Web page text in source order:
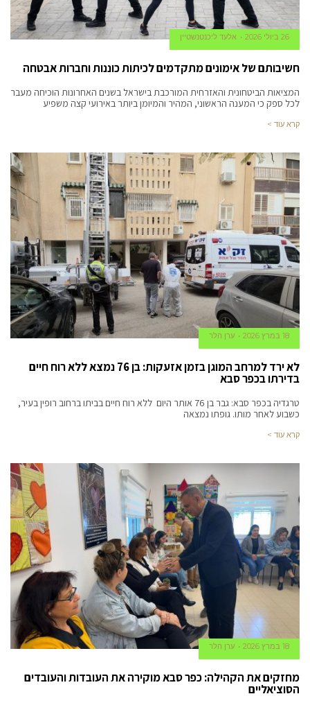
26 ביולי 2026 אלעד ליכנטנשטיין
חשיבותם של אימונים מתקדמים לכיתות כוננות וחברות אבטחה
המציאות הביטחונית והאזרחית המורכבת בישראל בשנים האחרונות הוכיחה מעבר
לכל ספק כי המענה הראשוני, המהיר והמיומן ביותר באירועי קצה משפיע
קרא עוד >
18 במרץ 2026 ערן הלר
לא ירד למרחב המוגן בזמן אזעקות: בן 76 נמצא ללא רוח חיים
בדירתו בכפר סבא
טרגדיה בכפר סבא: גבר בן 76 אותר היום ללא רוח חיים בביתו ברחוב רופין בעיר,
כשבוע לאחר מותו. גופתו נמצאה
קרא עוד >
18 במרץ 2026 ערן הלר
מחזקים את הקהילה: כפר סבא מוקירה את העובדות והעובדים
הסוציאליים